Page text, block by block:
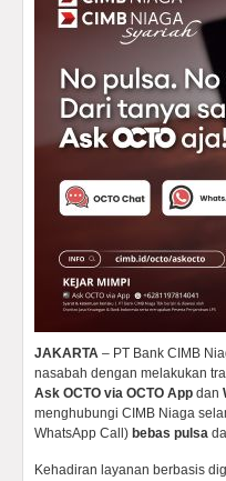
JAKARTA – PT Bank CIMB
nasabah dengan melakukan
Ask OCTO via OCTO App dan
menghubungi CIMB Niaga
WhatsApp Call) bebas pulsa
Kehadiran layanan berbasis